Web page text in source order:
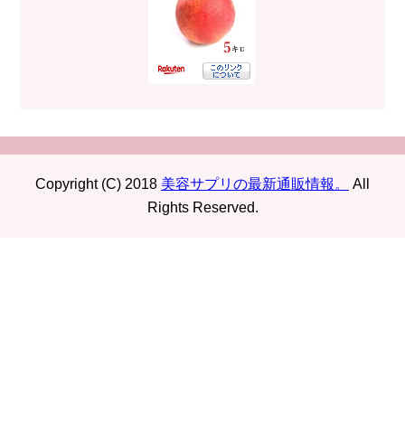
Copyright (C) 2018 美容サプリの最新通販情報。
All
Rights Reserved.